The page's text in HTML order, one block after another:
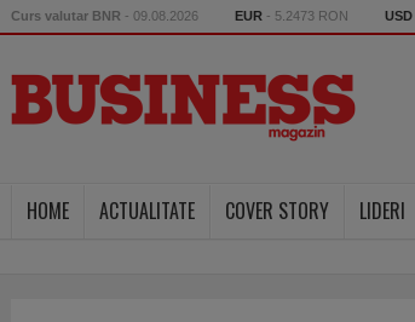
Curs valutar BNR - 09.08.2026 EUR - 5.2473 RON USD
HOME ACTUALITATE COVER STORY LIDERI